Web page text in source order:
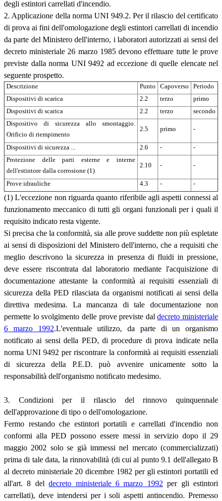
degli estintori carrellati d'incendio.
2. Applicazione della norma UNI 949.2. Per il rilascio del certificato
di prova ai fini dell'omologazione degli estintori carrellati di incendio
da parte del Ministero dell'interno, i laboratori autorizzati ai sensi del
decreto ministeriale 26 marzo 1985 devono effettuare tutte le prove
previste dalla norma UNI 9492 ad eccezione di quelle elencate nel
seguente prospetto.
Descrizione Punto Capoverso
Periodo
Dispositivi di scarica
2.2 terzo
primo
Dispositivi di scarica
2.2 terzo
secondo
Dispositivo di sicurezza allo smontaggio.
Orificio di riempimento
2.5 primo -
Dispositivi di sicurezza ... 2.6 -
-
Protezione delle parti esterne e interne
dell'estintore dalla corrosione (1)
2.10 - -
Prove idrauliche 4.3 - -
(1) L'eccezione non riguarda quanto riferibile agli aspetti connessi al
funzionamento meccanico di tutti gli organi funzionali per i quali il
requisito indicato resta vigente.
Si precisa che la conformità, sia alle prove suddette non più espletate
ai sensi di disposizioni del Ministero dell'interno, che a requisiti che
meglio descrivono la sicurezza in presenza di fluidi in pressione,
deve essere riscontrata dal laboratorio mediante l'acquisizione di
documentazione attestante la conformità ai requisiti essenziali di
sicurezza della PED rilasciata da organismi notificati ai sensi della
direttiva medesima. La mancanza di tale documentazione non
permette lo svolgimento delle prove previste daldecreto ministeriale
6 marzo 1992.L'eventuale utilizzo, da parte di un organismo
notificato ai sensi della PED, di procedure di prova indicate nella
norma UNI 9492 per riscontrare la conformità ai requisiti essenziali
di sicurezza della P.E.D. può avvenire unicamente sotto la
responsabilità dell'organismo notificato medesimo.
3. Condizioni per il rilascio del rinnovo quinquennale
dell'approvazione di tipo o dell'omologazione.
Fermo restando che estintori portatili e carrellati d'incendio non
conformi alla PED possono essere messi in servizio dopo il 29
maggio 2002 solo se già immessi nel mercato (commercializzati)
prima di tale data, la rinnovabilità (di cui al punto 9.1 dell'allegato B
al decreto ministeriale 20 dicembre 1982 per gli estintori portatili ed
all'art. 8 deldecreto ministeriale 6 marzo 1992 per gli estintori
carrellati), deve intendersi per i soli aspetti antincendio. Premesso